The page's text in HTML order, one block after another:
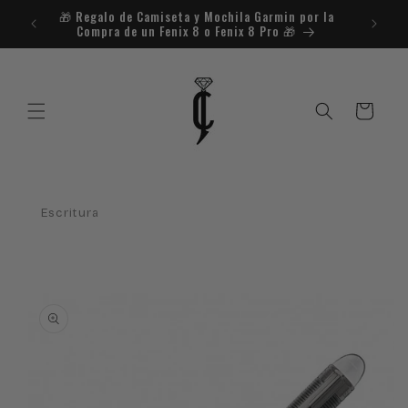
directamente
al contenido
🎁​ Regalo de Camiseta y Mochila Garmin por la
Compra de un Fenix 8 o Fenix 8 Pro 🎁​
Carrito
Escritura
del producto